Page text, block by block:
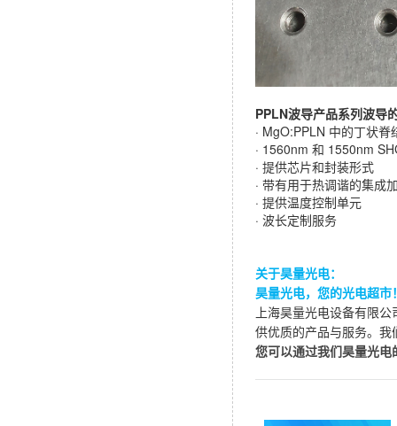
PPLN波导产品系列波导
· MgO:PPLN 中的丁状脊
· 1560nm 和 1550nm
· 提供芯片和封装形式
· 带有用于热调谐的集成
· 提供温度控制单元
· 波长定制服务
关于昊量光电：
昊量光电，您的光电超市
上海昊量光电设备有限
供优质的产品与服务。我
您可以通过我们昊量光电